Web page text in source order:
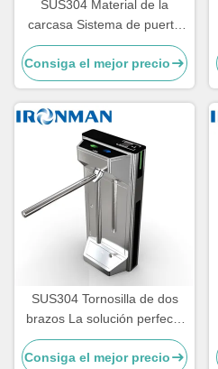
SUS304 Material de la
carcasa Sistema de puerta
de seguridad peatonal de
girasol de dos brazos con
función de alarma
Consiga el mejor precio
SUS304 Tornosilla de dos
brazos La solución perfecta
para el control de acceso
seguro y conveniente
Consiga el mejor precio